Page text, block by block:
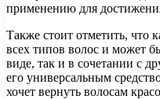
применению для
Также стоит отметить, что
всех типов волос и может
виде, так и в сочетании с
его универсальным
хочет вернуть волосам